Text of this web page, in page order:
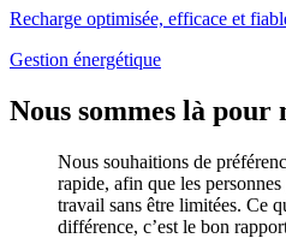
Recharge optimisée, efficace et
Gestion énergétique
Nous sommes là pour
Nous souhaitions de
rapide, afin que les
travail sans être limitées. Ce
différence, c’est le bon